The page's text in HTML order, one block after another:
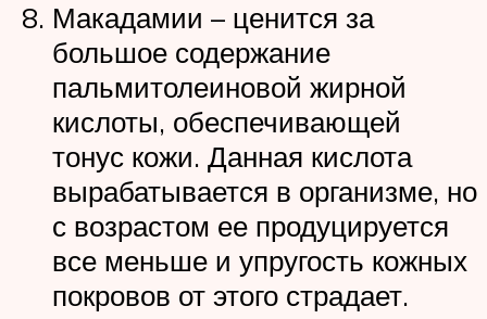
Макадамии – ценится за
большое содержание
пальмитолеиновой жирной
кислоты, обеспечивающей
тонус кожи. Данная кислота
вырабатывается в организме, но
с возрастом ее продуцируется
все меньше и упругость кожных
покровов от этого страдает.